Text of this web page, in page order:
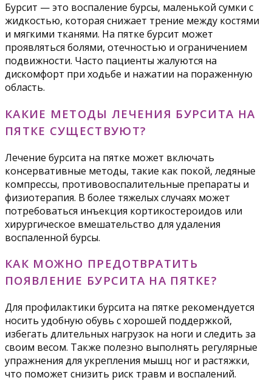
Бурсит — это воспаление бурсы, маленькой сумки с
жидкостью, которая снижает трение между костями
и мягкими тканями. На пятке бурсит может
проявляться болями, отечностью и ограничением
подвижности. Часто пациенты жалуются на
дискомфорт при ходьбе и нажатии на пораженную
область.
КАКИЕ МЕТОДЫ ЛЕЧЕНИЯ БУРСИТА НА
ПЯТКЕ СУЩЕСТВУЮТ?
Лечение бурсита на пятке может включать
консервативные методы, такие как покой, ледяные
компрессы, противовоспалительные препараты и
физиотерапия. В более тяжелых случаях может
потребоваться инъекция кортикостероидов или
хирургическое вмешательство для удаления
воспаленной бурсы.
КАК МОЖНО ПРЕДОТВРАТИТЬ
ПОЯВЛЕНИЕ БУРСИТА НА ПЯТКЕ?
Для профилактики бурсита на пятке рекомендуется
носить удобную обувь с хорошей поддержкой,
избегать длительных нагрузок на ноги и следить за
своим весом. Также полезно выполнять регулярные
упражнения для укрепления мышц ног и растяжки,
что поможет снизить риск травм и воспалений.